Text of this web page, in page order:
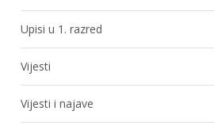
Upisi u 1. razred
Vijesti
Vijesti i najave